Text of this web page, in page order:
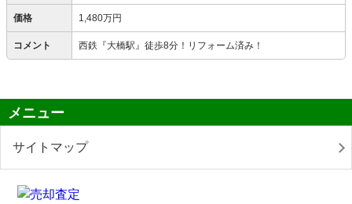
価格 1,480万円
コメント 西鉄『大橋駅』徒歩8分！リフォーム済み！
メニュー
サイトマップ